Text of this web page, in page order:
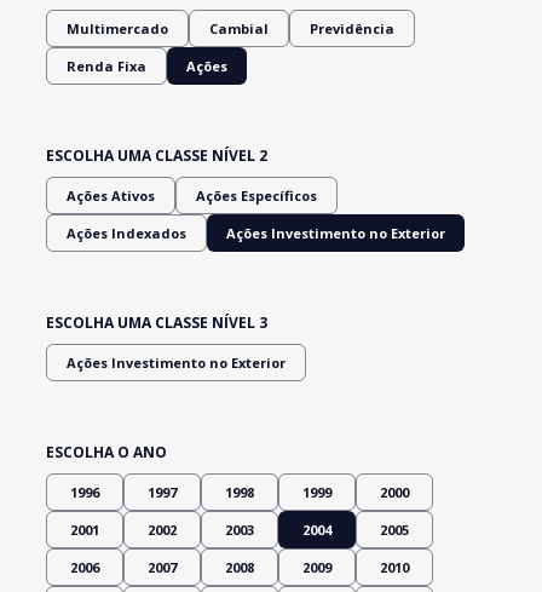
Multimercado Cambial Previdência
Renda Fixa Ações
ESCOLHA UMA CLASSE NÍVEL 2
Ações Ativos Ações Específicos
Ações Indexados Ações Investimento no Exterior
ESCOLHA UMA CLASSE NÍVEL 3
Ações Investimento no Exterior
ESCOLHA O ANO
1996 1997 1998 1999 2000
2001 2002 2003 2004 2005
2006 2007 2008 2009 2010